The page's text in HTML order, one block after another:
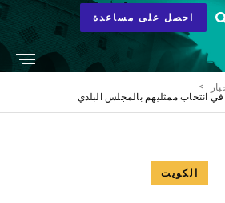
احصل على مساعدة
انتخاب ممثليهم بالمجلس البلدي
الكويت